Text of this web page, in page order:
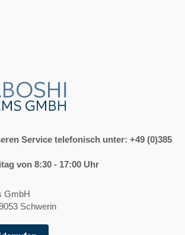
Service telefonisch unter: +49 (0)385
von 8:30 - 17:00 Uhr
GmbH
Schwerin